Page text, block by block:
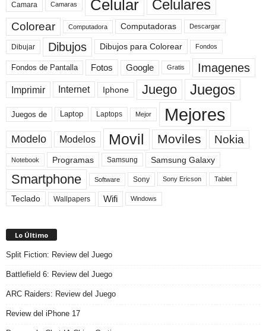
Camara Camaras Celular Celulares
Colorear Computadora Computadoras Descargar
Dibujar Dibujos Dibujos para Colorear Fondos
Fondos de Pantalla Fotos Google Gratis Imagenes
Imprimir Internet Iphone Juego Juegos
Juegos de Laptop Laptops Mejor Mejores
Modelo Modelos Movil Moviles Nokia
Notebook Programas Samsung Samsung Galaxy
Smartphone Software Sony Sony Ericson Tablet
Teclado Wallpapers Wifi Windows
Lo Último
Split Fiction: Review del Juego
Battlefield 6: Review del Juego
ARC Raiders: Review del Juego
Review del iPhone 17